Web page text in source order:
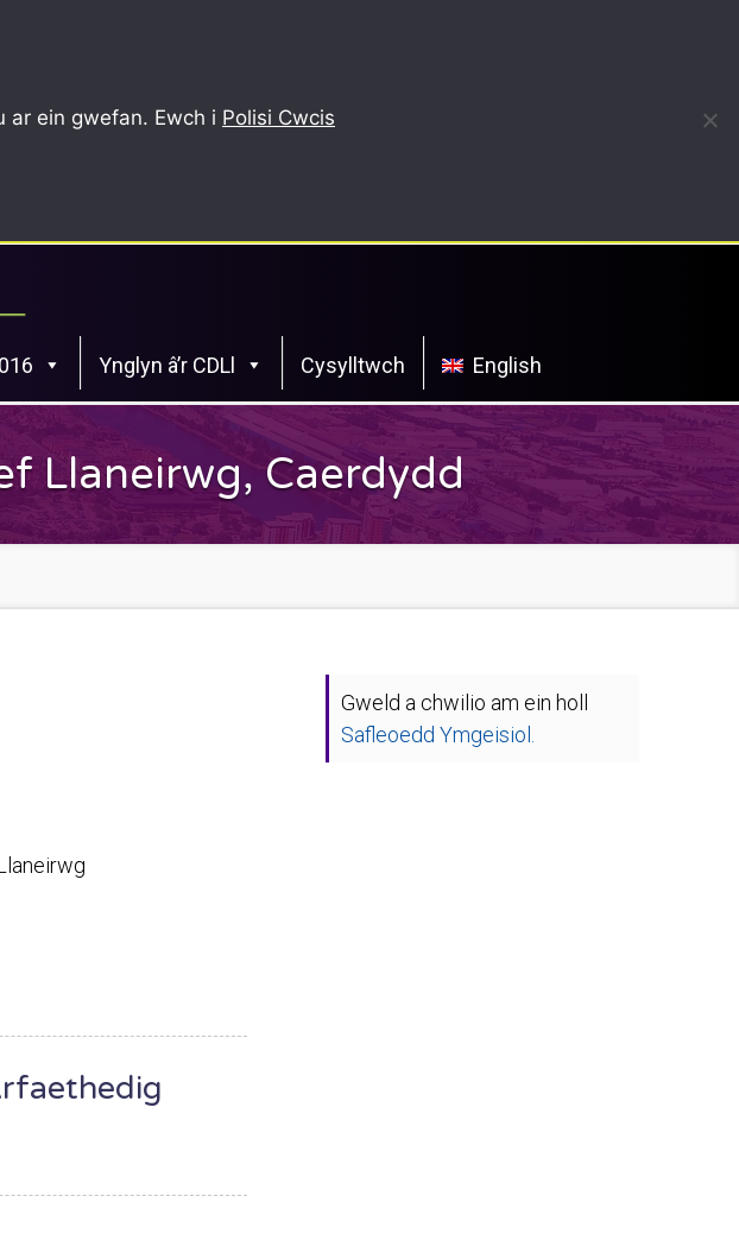
ar ein gwefan. Ewch i Polisi Cwcis
Ynglyn â’r CDLl Cysylltwch English
Llaneirwg, Caerdydd
Gweld a chwilio am ein holl
Safleoedd Ymgeisiol.